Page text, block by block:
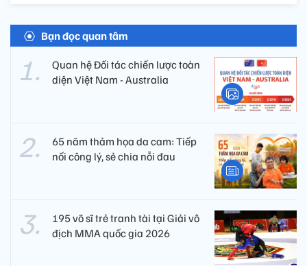
Bạn đọc quan tâm
Quan hệ Đối tác chiến lược toàn
diện Việt Nam - Australia
65 năm thảm họa da cam: Tiếp
nối công lý, sẻ chia nỗi đau
195 võ sĩ trẻ tranh tài tại Giải vô
địch MMA quốc gia 2026